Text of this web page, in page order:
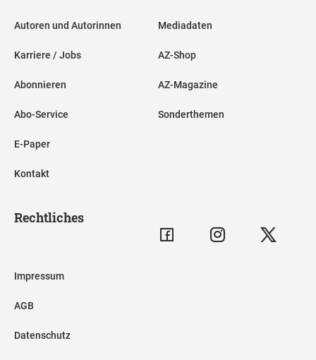
Autoren und Autorinnen
Karriere / Jobs
Abonnieren
Abo-Service
E-Paper
Kontakt
Mediadaten
AZ-Shop
AZ-Magazine
Sonderthemen
Rechtliches
Impressum
AGB
Datenschutz